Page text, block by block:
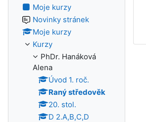
Moje kurzy
Novinky stránek
Moje kurzy
Kurzy
PhDr. Hanáková
Alena
Úvod 1. roč.
Raný středověk
20. stol.
D 2.A,B,C,D